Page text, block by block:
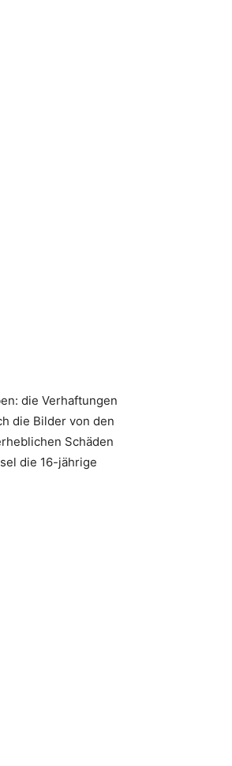
die Verhaftungen
die Bilder von den
Schäden
die 16-jährige